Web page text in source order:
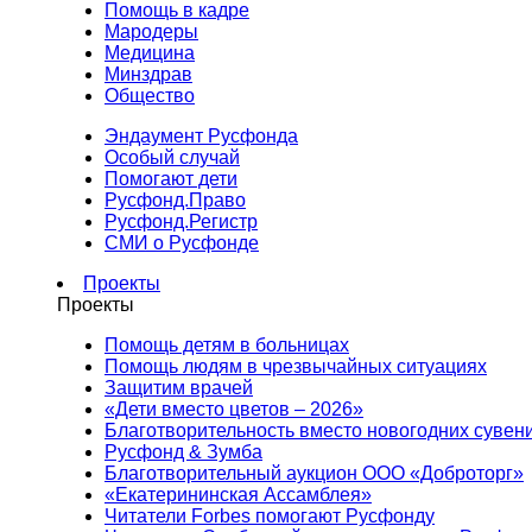
Помощь в кадре
Мародеры
Медицина
Минздрав
Общество
Эндаумент Русфонда
Особый случай
Помогают дети
Русфонд.Право
Русфонд.Регистр
СМИ о Русфонде
Проекты
Проекты
Помощь детям в больницах
Помощь людям в чрезвычайных ситуациях
Защитим врачей
«Дети вместо цветов – 2026»
Благотворительность вместо новогодних
Русфонд & Зумба
Благотворительный аукцион ООО «Доброторг»
«Екатерининская Ассамблея»
Читатели Forbes помогают Русфонду